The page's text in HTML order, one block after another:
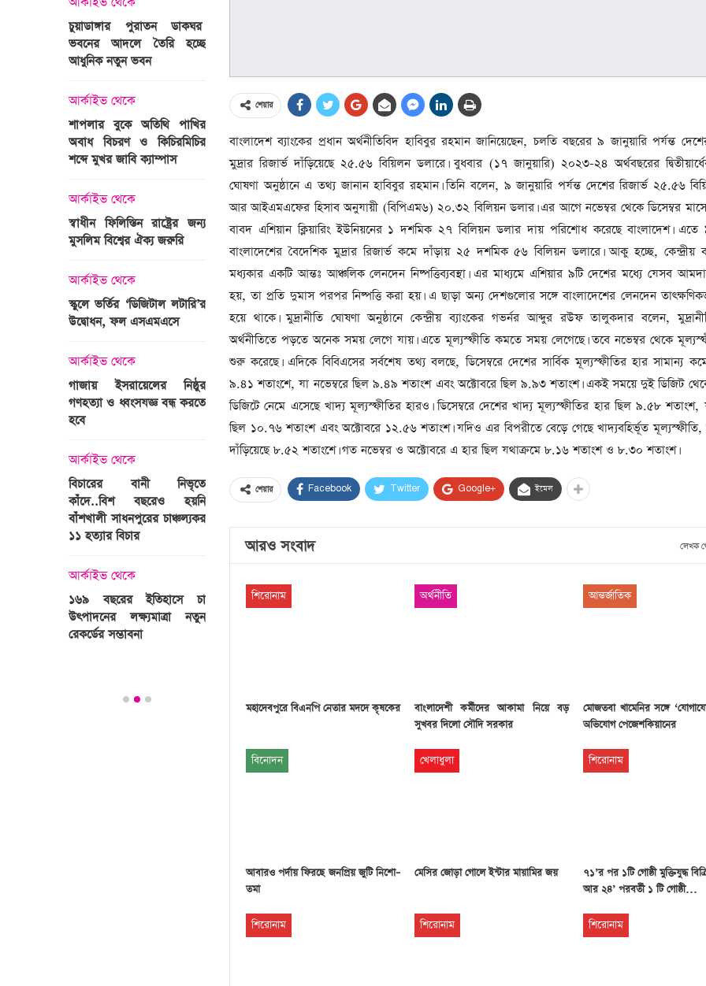
শেয়ার
বাংলাদেশ ব্যাংকের প্রধান অর্থনীতিবিদ হাবিবুর রহমান জানিয়েছেন, চলতি বছরের ৯ জানুয়ারি পর্যন্ত
মুদ্রার রিজার্ভ দাঁড়িয়েছে ২৫.৫৬ বিয়িলন ডলারে। বুধবার (১৭ জানুয়ারি) ২০২৩-২৪ অর্থবছরের
ঘোষণা অনুষ্ঠানে এ তথ্য জানান হাবিবুর রহমান। তিনি বলেন, ৯ জানুয়ারি পর্যন্ত দেশের রিজার্ভ ২৫.৫৬
আর আইএমএফের হিসাব অনুযায়ী (বিপিএম৬) ২০.৩২ বিলিয়ন ডলার। এর আগে নভেম্বর থেকে ডিসেম্বর
বাবদ এশিয়ান ক্লিয়ারিং ইউনিয়নের ১ দশমিক ২৭ বিলিয়ন ডলার দায় পরিশোধ করেছে বাংলাদেশ। এতে
বাংলাদেশের বৈদেশিক মুদ্রার রিজার্ভ কমে দাঁড়ায় ২৫ দশমিক ৫৬ বিলিয়ন ডলারে। আকু হচ্ছে, কেন্দ্রীয়
মধ্যকার একটি আন্তঃ আঞ্চলিক লেনদেন নিষ্পত্তিব্যবস্থা। এর মাধ্যমে এশিয়ার ৯টি দেশের মধ্যে যেসব
হয়, তা প্রতি দুমাস পরপর নিষ্পত্তি করা হয়। এ ছাড়া অন্য দেশগুলোর সঙ্গে বাংলাদেশের লেনদেন
হয়ে থাকে। মুদ্রানীতি ঘোষণা অনুষ্ঠানে কেন্দ্রীয় ব্যাংকের গভর্নর আব্দুর রউফ তালুকদার বলেন,
অর্থনীতিতে পড়তে অনেক সময় লেগে যায়। এতে মূল্যস্ফীতি কমতে সময় লেগেছে। তবে নভেম্বর থেকে
শুরু করেছে। এদিকে বিবিএসের সর্বশেষ তথ্য বলছে, ডিসেম্বরে দেশের সার্বিক মূল্যস্ফীতির হার সামান্য
৯.৪১ শতাংশে, যা নভেম্বরে ছিল ৯.৪৯ শতাংশ এবং অক্টোবরে ছিল ৯.৯৩ শতাংশ। একই সময়ে দুই ডিজিট
ডিজিটে নেমে এসেছে খাদ্য মূল্যস্ফীতির হারও। ডিসেম্বরে দেশের খাদ্য মূল্যস্ফীতির হার ছিল ৯.৫৮ শতাংশ,
ছিল ১০.৭৬ শতাংশ এবং অক্টোবরে ১২.৫৬ শতাংশ। যদিও এর বিপরীতে বেড়ে গেছে খাদ্যবহির্ভূত
দাঁড়িয়েছে ৮.৫২ শতাংশে। গত নভেম্বর ও অক্টোবরে এ হার ছিল যথাক্রমে ৮.১৬ শতাংশ ও ৮.৩০ শতাংশ।
শেয়ার Facebook Twitter Google+ ইমেল
আরও সংবাদ লেখক
শিরোনাম
মহাদেবপুরে বিএনপি নেতার মদদে কৃষকের
অর্থনীতি
বাংলাদেশী কর্মীদের আকামা নিয়ে বড়
সুখবর দিলো সৌদি সরকার
আন্তর্জাতিক
মোজতবা খামেনির সঙ্গে
অভিযোগ পেজেশকিয়ানের
বিনোদন
আবারও পর্দায় ফিরছে জনপ্রিয় জুটি নিশো–
তমা
খেলাধুলা
মেসির জোড়া গোলে ইন্টার মায়ামির জয়
শিরোনাম
৭১’র পর ১টি গোষ্ঠী মুক্তিযুদ্ধ
আর ২৪’ পরবর্তী ১ টি গোষ্ঠী…
শিরোনাম শিরোনাম শিরোনাম
ডাকঘর
তৈরি হচ্ছে
পাখির
কিচিরমিচির
রাষ্ট্রের জন্য
লটারি’র
নিষ্ঠুর
বন্ধ করতে
নিভৃতে
হয়নি
চাঞ্চল্যকর
চা
নতুন
অপরাধ
গুলশান হলি আর্টিজান হামলা
মামলা : হাইকোর্টের রায় আজ
আন্তর্জাতিক
অজ্ঞাত বন্দুকধারীর গুলিতে
মাওলানা তারেক জামিলের
ছেলের মৃত্যু
আন্তর্জাতিক
বিশ্বকাপ ইাতহাসে সাকিবের
আরেকটি রেকর্ড
আর্কাইভ থেকে
টানেল উদ্বোধন : প্রধানমন্ত্রীর
জনসভায় যোগ দিচ্ছেন দলীয়
আর্কাইভ থেকে
ভারতজুড়ে চলছে ‘মুজিব:একটি
আর্কাইভ থেকে
স্বামীকে বেঁধে স্ত্রীকে গণধর্ষণ, ২
ধর্ষককে পুলিশে দিল মা-বাবা
প্রস্তুত গাবতলীর হাট
সময় নিরবচ্ছিন্ন বিদ্যুৎ রাখার
নির্দেশ: প্রধানমন্ত্রী তারেক
রহমান
আর্কাইভ থেকে
দেশের ১১তম প্রধানমন্ত্রী হলেন
তারেক রহমান
আর্কাইভ থেকে
নতুন মন্ত্রিসভা ৫০ সদস্যের হতে
পারে, ২৫ পূর্ণমন্ত্রী, প্রতিমন্ত্রী
২৪
আর্কাইভ থেকে
সাবেক প্রধানমন্ত্রী খালেদা
জিয়ার মৃত্যুতে ৩ দিনের রাষ্ট্রীয়
শোক, প্রজ্ঞাপন জারি
আর্কাইভ থেকে
দেশনেত্রী বেগম খালেদা জিয়া
ঐতিহাসিক পাগলা
মসজিদ:দানবাক্সে মিলল রেকর্ড
আর্কাইভ থেকে